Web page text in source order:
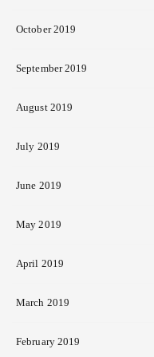
October 2019
September 2019
August 2019
July 2019
June 2019
May 2019
April 2019
March 2019
February 2019